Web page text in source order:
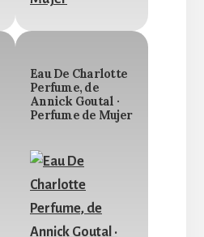
Eau De Charlotte
Perfume, de
Annick Goutal ·
Perfume de Mujer